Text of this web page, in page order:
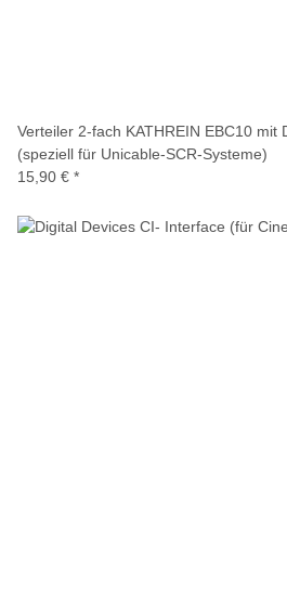
Verteiler 2-fach KATHREIN EBC10 mit
(speziell für Unicable-SCR-Systeme)
15,90 € *